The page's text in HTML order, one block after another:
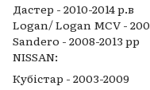
Дастер - 2010-2014 р.в
Logan/ Logan MCV -
Sandero - 2008-2013 рр
NISSAN:
Кубістар - 2003-2009